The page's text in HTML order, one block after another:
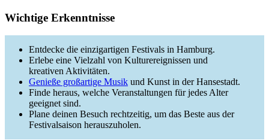
Wichtige Erkenntnisse
Entdecke die einzigartigen Festivals in Hamburg.
Erlebe eine Vielzahl von Kulturereignissen und
kreativen Aktivitäten.
Genieße großartige Musik und Kunst in der Hansestadt.
Finde heraus, welche Veranstaltungen für jedes Alter
geeignet sind.
Plane deinen Besuch rechtzeitig, um das Beste aus der
Festivalsaison herauszuholen.